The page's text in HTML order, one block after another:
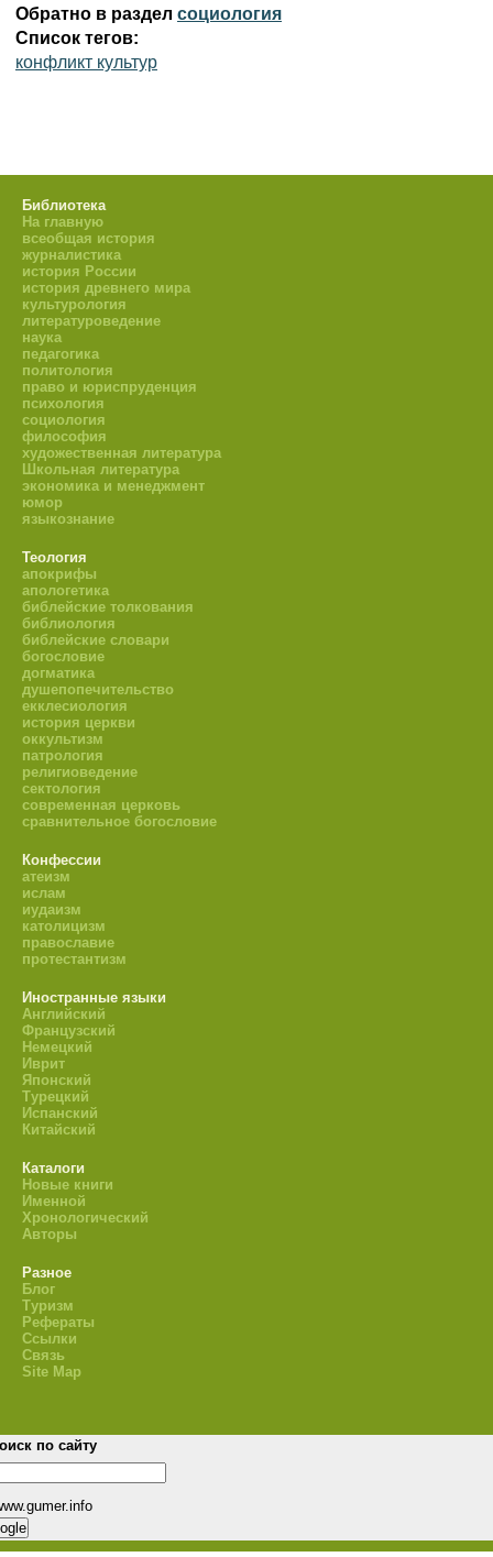
Обратно в раздел социология
Список тегов:
конфликт культур
Библиотека
На главную
всеобщая история
журналистика
история России
история древнего мира
культурология
литературоведение
наука
педагогика
политология
право и юриспруденция
психология
социология
философия
художественная литература
Школьная литература
экономика и менеджмент
юмор
языкознание
Теология
апокрифы
апологетика
библейские толкования
библиология
библейские словари
богословие
догматика
душепопечительство
екклесиология
история церкви
оккультизм
патрология
религиоведение
сектология
современная церковь
сравнительное богословие
Конфессии
атеизм
ислам
иудаизм
католицизм
православие
протестантизм
Иностранные языки
Английский
Французский
Немецкий
Иврит
Японский
Турецкий
Испанский
Китайский
Каталоги
Новые книги
Именной
Хронологический
Авторы
Разное
Блог
Туризм
Рефераты
Ссылки
Связь
Site Map
по сайту